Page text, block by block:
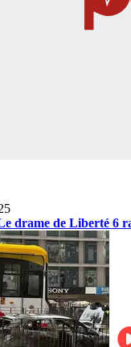
drame de Liberté 6